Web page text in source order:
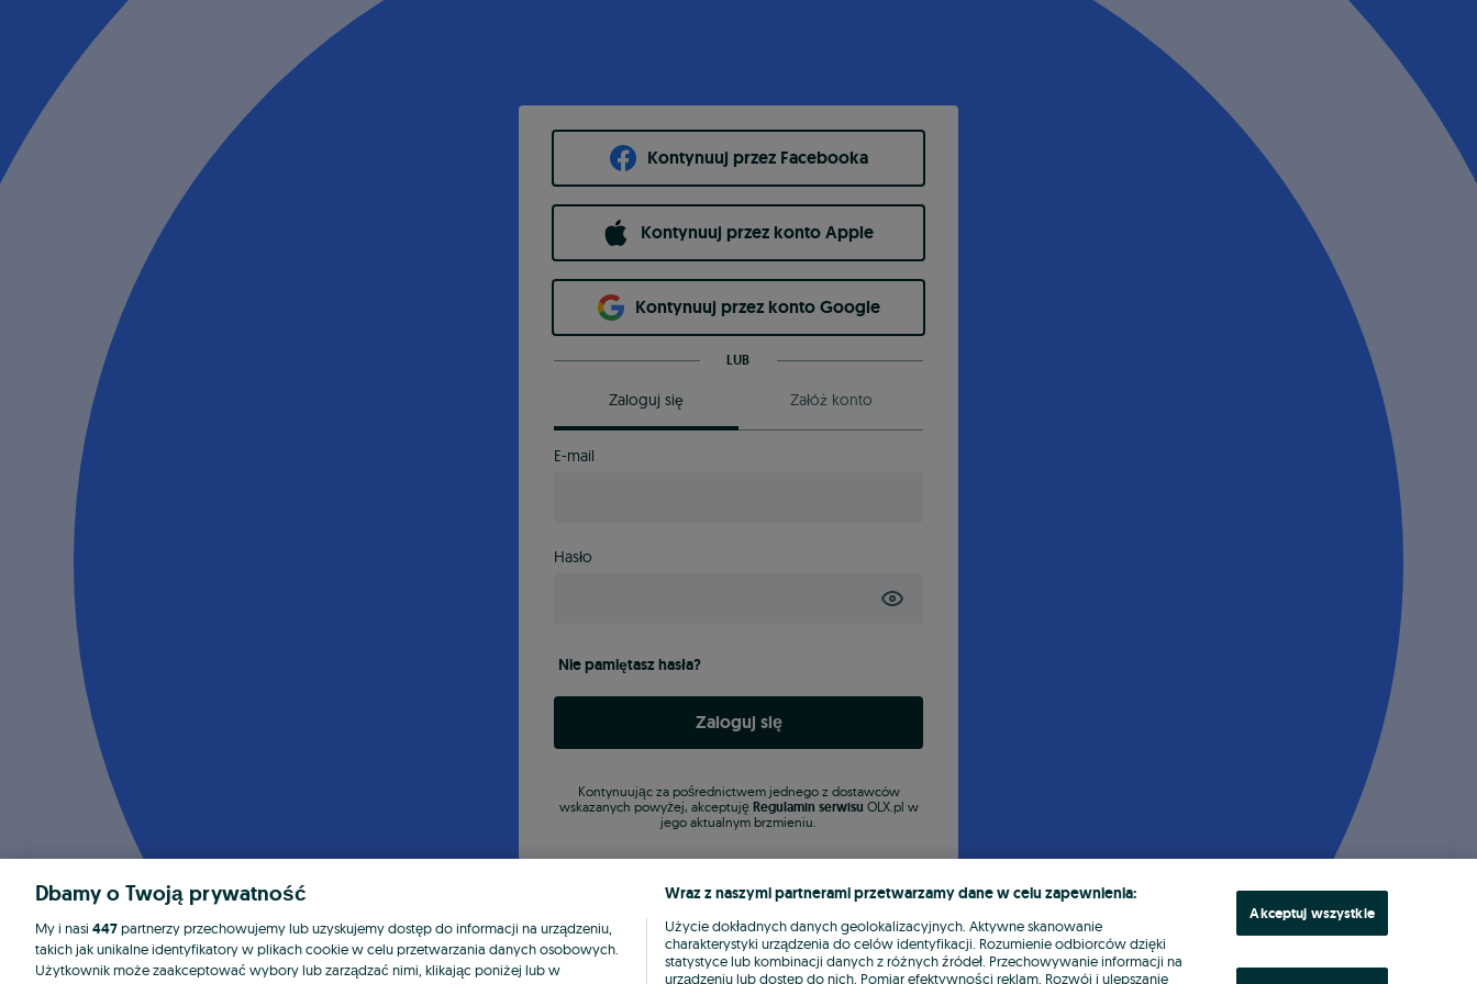
Kontynuuj przez Facebooka
Kontynuuj przez konto Apple
Kontynuuj przez konto Google
LUB
Zaloguj się Załóż konto
E-mail
Hasło
Nie pamiętasz hasła?
Zaloguj się
Kontynuując za pośrednictwem jednego z dostawców
wskazanych powyżej, akceptuję Regulamin serwisu OLX.pl w
jego aktualnym brzmieniu.
Dbamy o Twoją prywatność
My i nasi 447partnerzy przechowujemy lub uzyskujemy dostęp do informacji na urządzeniu,
takich jak unikalne identyfikatory w plikach cookie w celu przetwarzania danych osobowych.
Użytkownik może zaakceptować wybory lub zarządzać nimi, klikając poniżej lub w
Wraz z naszymi partnerami przetwarzamy dane w celu zapewnienia:
Użycie dokładnych danych geolokalizacyjnych. Aktywne skanowanie
charakterystyki urządzenia do celów identyfikacji. Rozumienie odbiorców dzięki
statystyce lub kombinacji danych z różnych źródeł. Przechowywanie informacji na
urządzeniu lub dostęp do nich. Pomiar efektywności reklam. Rozwój i ulepszanie
Akceptuj wszystkie